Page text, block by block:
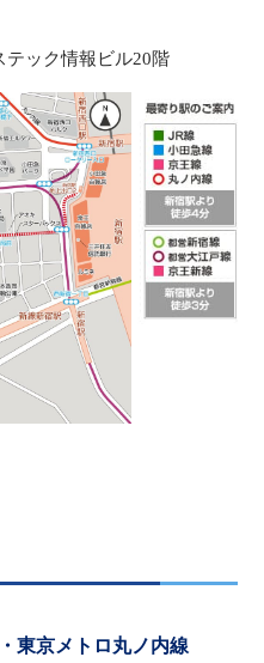
テック情報ビル20階
東京メトロ丸ノ内線